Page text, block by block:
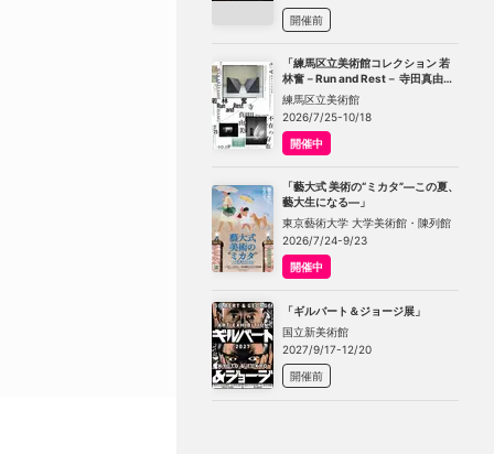
開催前
「練馬区立美術館コレクション 若
林奮－Run and Rest－ 寺田真由美
－不在の存在－」
練馬区立美術館
2026/7/25-10/18
開催中
「藝大式 美術の“ミカタ”―この夏、
藝大生になる―」
東京藝術大学 大学美術館・陳列館
2026/7/24-9/23
開催中
「ギルバート＆ジョージ展」
国立新美術館
2027/9/17-12/20
開催前